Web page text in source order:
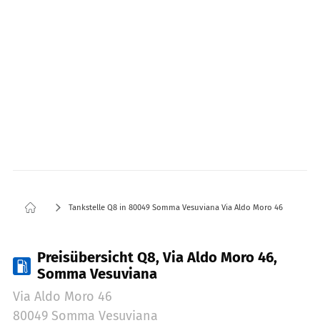
Tankstelle Q8 in 80049 Somma Vesuviana Via Aldo Moro 46
Preisübersicht Q8, Via Aldo Moro 46,
Somma Vesuviana
Via Aldo Moro 46
80049 Somma Vesuviana